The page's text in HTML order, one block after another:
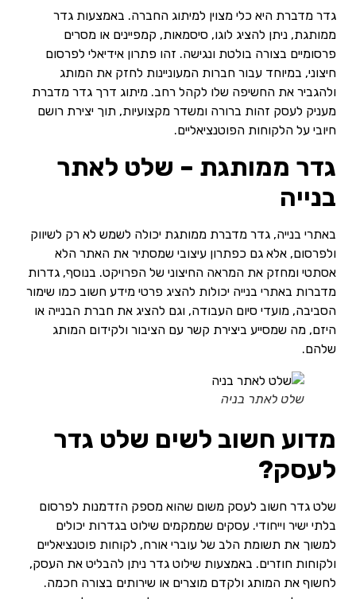
גדר מדברת היא כלי מצוין למיתוג החברה. באמצעות גדר
ממותגת, ניתן להציג לוגו, סיסמאות, קמפיינים או מסרים
פרסומיים בצורה בולטת ונגישה. זהו פתרון אידיאלי לפרסום
חיצוני, במיוחד עבור חברות המעוניינות לחזק את המותג
ולהגביר את החשיפה שלו לקהל רחב. מיתוג דרך גדר מדברת
מעניק לעסק זהות ברורה ומשדר מקצועיות, תוך יצירת רושם
חיובי על הלקוחות הפוטנציאליים.
גדר ממותגת – שלט לאתר
בנייה
באתרי בנייה, גדר מדברת ממותגת יכולה לשמש לא רק לשיווק
ולפרסום, אלא גם כפתרון עיצובי שמסתיר את האתר הלא
אסתטי ומחזק את המראה החיצוני של הפרויקט. בנוסף, גדרות
מדברות באתרי בנייה יכולות להציג פרטי מידע חשוב כמו שימור
הסביבה, מועדי סיום העבודה, וגם להציג את חברת הבנייה או
היזם, מה שמסייע ביצירת קשר עם הציבור ולקידום המותג
שלהם.
שלט לאתר בניה
מדוע חשוב לשים שלט גדר
לעסק?
שלט גדר חשוב לעסק משום שהוא מספק הזדמנות לפרסום
בלתי ישיר וייחודי. עסקים שממקמים שילוט בגדרות יכולים
למשוך את תשומת הלב של עוברי אורח, לקוחות פוטנציאליים
ולקוחות חוזרים. באמצעות שילוט גדר ניתן להבליט את העסק,
לחשוף את המותג ולקדם מוצרים או שירותים בצורה חכמה.